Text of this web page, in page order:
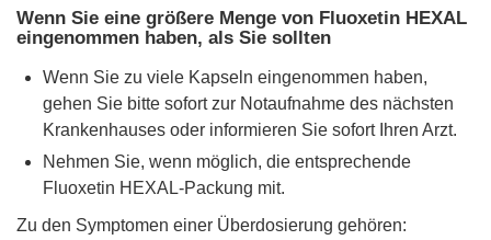
Wenn Sie eine größere Menge von Fluoxetin HEXAL
eingenommen haben, als Sie sollten
Wenn Sie zu viele Kapseln eingenommen haben,
gehen Sie bitte sofort zur Notaufnahme des nächsten
Krankenhauses oder informieren Sie sofort Ihren Arzt.
Nehmen Sie, wenn möglich, die entsprechende
Fluoxetin HEXAL-Packung mit.
Zu den Symptomen einer Überdosierung gehören: